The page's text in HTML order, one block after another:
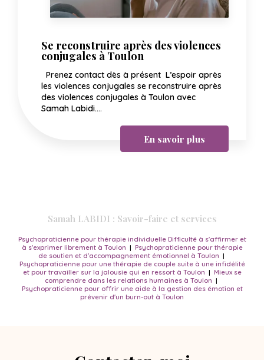
Se reconstruire après des violences
conjugales à Toulon
Prenez contact dès à présent L’espoir après
les violences conjugales se reconstruire après
des violences conjugales à Toulon avec
Samah Labidi....
En savoir plus
Samah LABIDI : Savoir-faire et services
Psychopraticienne pour thérapie individuelle Difficulté à s'affirmer et
à s'exprimer librement à Toulon | Psychopraticienne pour thérapie
de soutien et d'accompagnement émotionnel à Toulon |
Psychopraticienne pour une thérapie de couple suite à une infidélité
et pour travailler sur la jalousie qui en ressort à Toulon | Mieux se
comprendre dans les relations humaines à Toulon |
Psychopraticienne pour offrir une aide à la gestion des émotion et
prévenir d'un burn-out à Toulon